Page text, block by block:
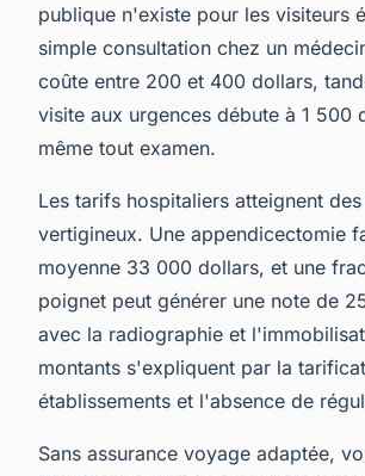
publique n'existe pour les visiteurs
simple consultation chez un
coûte entre 200 et 400 dollars,
visite aux urgences débute à 1 500
même tout examen.
Les tarifs hospitaliers atteignent
vertigineux. Une appendicectomie
moyenne 33 000 dollars, et une
poignet peut générer une note de
avec la radiographie et
montants s'expliquent par la
établissements et l'absence de
Sans assurance voyage adaptée,